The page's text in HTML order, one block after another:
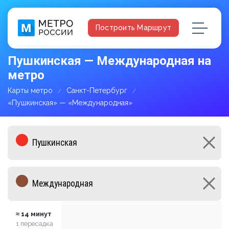
Построить Маршрут
Пушкинская — Международная на
метро
Карты метро
Санкт-Петербург
«Пушкинская» — «Международная»
≈ 14 минут
1 пересадка